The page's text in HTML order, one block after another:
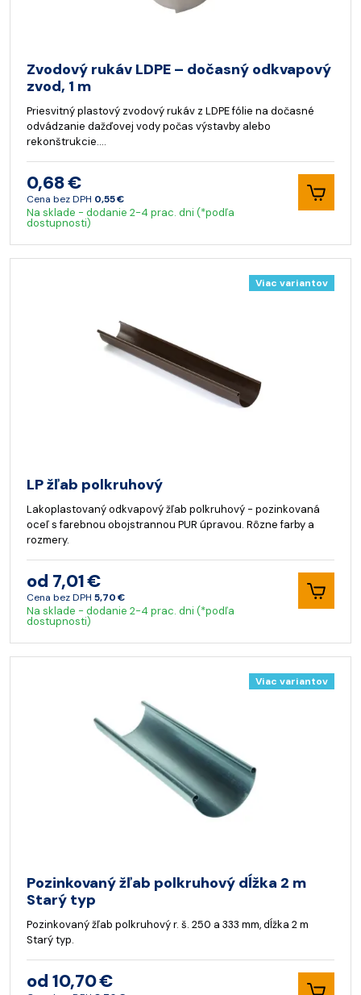
Zvodový rukáv LDPE – dočasný odkvapový
zvod, 1 m
Priesvitný plastový zvodový rukáv z LDPE fólie na dočasné
odvádzanie dažďovej vody počas výstavby alebo
rekonštrukcie.…
0,68 €
Cena bez DPH 0,55 €
Na sklade - dodanie 2-4 prac. dni (*podľa
dostupnosti)
Viac variantov
LP žľab polkruhový
Lakoplastovaný odkvapový žľab polkruhový - pozinkovaná
oceľ s farebnou obojstrannou PUR úpravou. Rôzne farby a
rozmery.
od 7,01 €
Cena bez DPH 5,70 €
Na sklade - dodanie 2-4 prac. dni (*podľa
dostupnosti)
Viac variantov
Pozinkovaný žľab polkruhový dĺžka 2 m
Starý typ
Pozinkovaný žľab polkruhový r. š. 250 a 333 mm, dĺžka 2 m
Starý typ.
od 10,70 €